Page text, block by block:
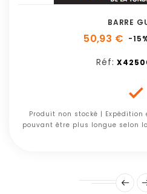
BARRE
50,93 € -
Réf:

Produit non stocké | Expédition
pouvant être plus longue selon